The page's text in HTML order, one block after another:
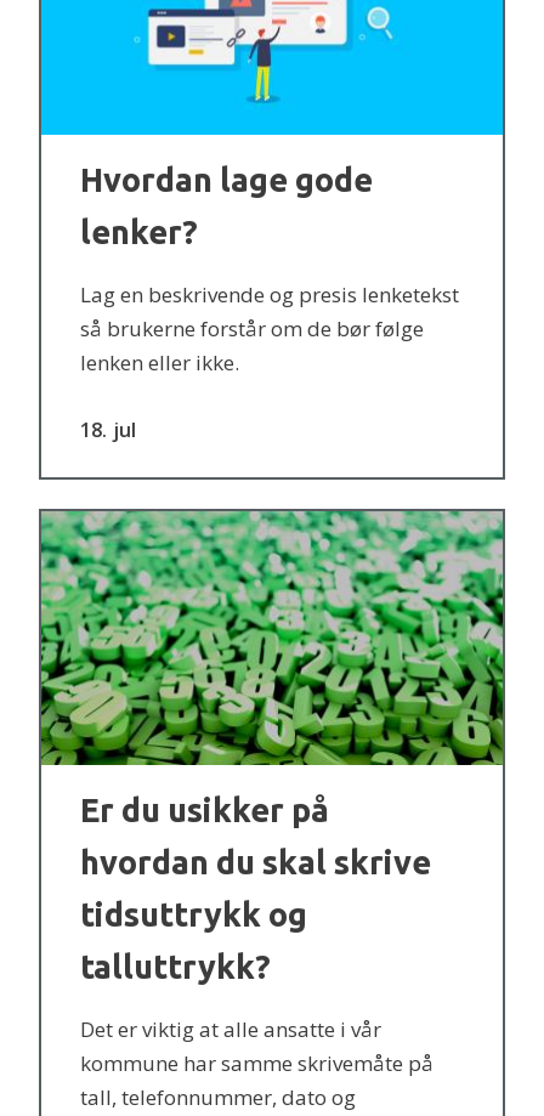
18 jul
Hvordan lage gode
lenker?
Lag en beskrivende og presis lenketekst
så brukerne forstår om de bør følge
lenken eller ikke.
Er du usikker på
hvordan du skal skrive
tidsuttrykk og
talluttrykk?
Det er viktig at alle ansatte i vår
kommune har samme skrivemåte på
tall, telefonnummer, dato og